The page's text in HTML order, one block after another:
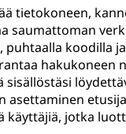
tietokoneen,
saumattoman
koodilla
hakukoneen
jotka